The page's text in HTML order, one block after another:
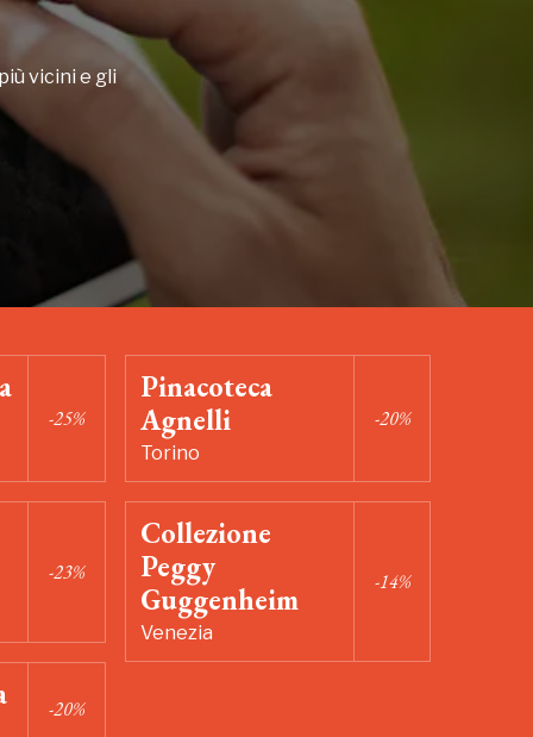
vicini e gli
-25%
Pinacoteca
Agnelli
Torino
-20%
-23%
Collezione
Peggy
Guggenheim
Venezia
-14%
-20%